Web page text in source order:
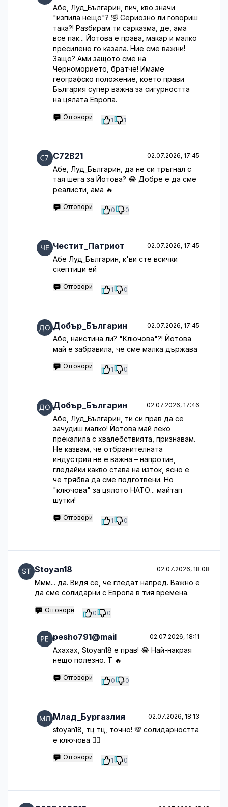
Абе, Луд_Българин, пич, кво значи
"изпила нещо"? 🤣 Сериозно ли говориш
така?! Разбирам ти сарказма, де, ама
все пак... Йотова е права, макар и малко
пресилено го казала. Ние сме важни!
Защо? Ами защото сме на
Черноморието, братче! Имаме
географско положение, което прави
България супер важна за сигурността
на цялата Европа.
Отговори 1 1
C72B21 02.07.2026, 17:45
Абе, Луд_Българин, да не си тръгнал с
тая шега за Йотова? 😂 Добре е да сме
реалисти, ама 🔥
Отговори 0 0
Честит_Патриот 02.07.2026, 17:45
Абе Луд_Българин, к'ви сте всички
скептици ей
Отговори 1 0
Добър_Българин 02.07.2026, 17:45
Абе, наистина ли? "Ключова"?! Йотова
май е забравила, че сме малка държава
Отговори 1 0
Добър_Българин 02.07.2026, 17:46
Абе, Луд_Българин, ти си прав да се
зачудиш малко! Йотова май леко
прекалила с хвалебствията, признавам.
Не казвам, че отбранителната
индустрия не е важна – напротив,
гледайки какво става на изток, ясно е
че трябва да сме подготвени. Но
"ключова" за цялото НАТО... майтап
шутки!
Отговори 1 0
Stoyan18 02.07.2026, 18:08
Ммм... да. Видя се, че гледат напред. Важно е
да сме солидарни с Европа в тия времена.
Отговори 0 0
pesho791@mail 02.07.2026, 18:11
Ахахах, Stoyan18 е прав! 😂 Най-накрая
нещо полезно. Т 🔥
Отговори 0 0
Млад_Бургазлия 02.07.2026, 18:13
stoyan18, тц тц, точно! 💯 солидарността
е ключова 🤷‍♂️
Отговори 1 0